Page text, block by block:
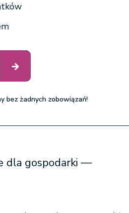
bez żadnych zobowiązań!
dla gospodarki —